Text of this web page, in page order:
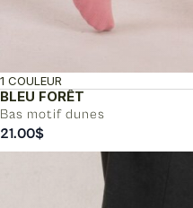
BLEU FORÊT
Bas motif dunes
1 COULEUR
21.00$